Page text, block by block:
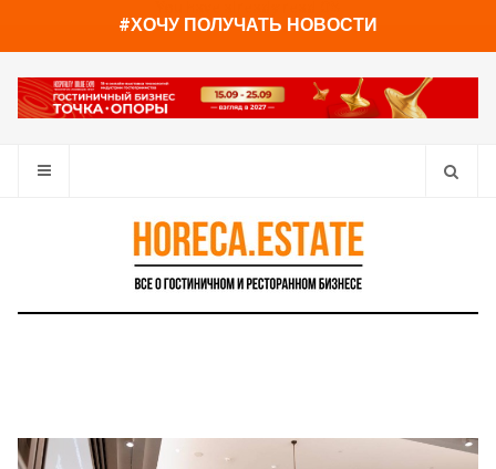
#ХОЧУ ПОЛУЧАТЬ НОВОСТИ